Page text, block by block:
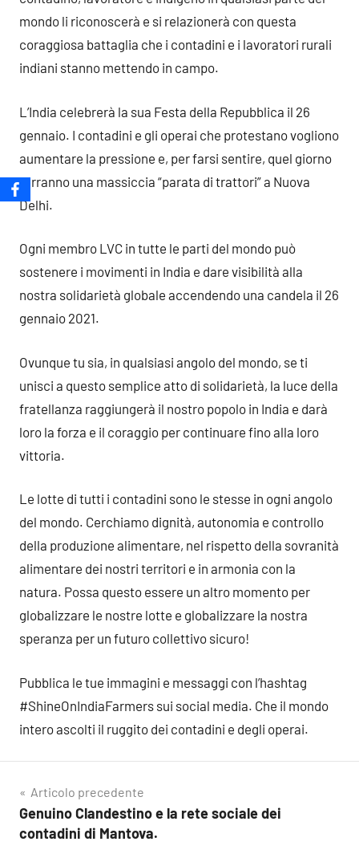
mondo li riconoscerà e si relazionerà con questa
coraggiosa battaglia che i contadini e i lavoratori rurali
indiani stanno mettendo in campo.
L’India celebrerà la sua Festa della Repubblica il 26
gennaio. I contadini e gli operai che protestano vogliono
aumentare la pressione e, per farsi sentire, quel giorno
terranno una massiccia “parata di trattori” a Nuova
Delhi.
Ogni membro LVC in tutte le parti del mondo può
sostenere i movimenti in India e dare visibilità alla
nostra solidarietà globale accendendo una candela il 26
gennaio 2021.
Ovunque tu sia, in qualsiasi angolo del mondo, se ti
unisci a questo semplice atto di solidarietà, la luce della
fratellanza raggiungerà il nostro popolo in India e darà
loro la forza e il coraggio per continuare fino alla loro
vittoria.
Le lotte di tutti i contadini sono le stesse in ogni angolo
del mondo. Cerchiamo dignità, autonomia e controllo
della produzione alimentare, nel rispetto della sovranità
alimentare dei nostri territori e in armonia con la
natura. Possa questo essere un altro momento per
globalizzare le nostre lotte e globalizzare la nostra
speranza per un futuro collettivo sicuro!
Pubblica le tue immagini e messaggi con l’hashtag
#ShineOnIndiaFarmers sui social media. Che il mondo
intero ascolti il ​​ruggito dei contadini e degli operai.
Navigazione
articoli
Articolo precedente
Genuino Clandestino e la rete sociale dei
contadini di Mantova.